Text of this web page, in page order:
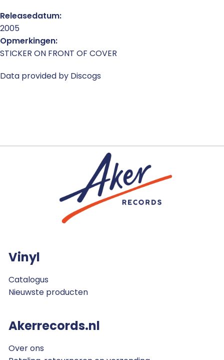
Releasedatum:
2005
Opmerkingen:
STICKER ON FRONT OF COVER
Data provided by Discogs
Vinyl
Catalogus
Nieuwste producten
Akerrecords.nl
Over ons